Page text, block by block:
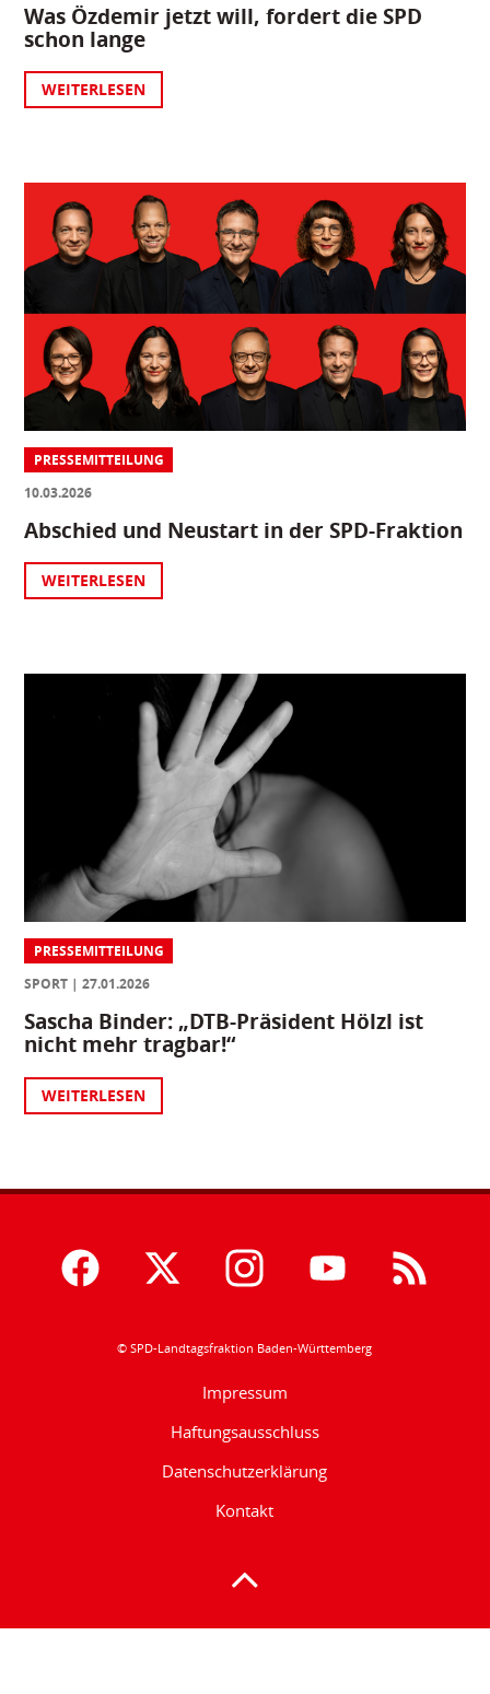
Was Özdemir jetzt will, fordert die SPD
schon lange
WEITERLESEN
PRESSEMITTEILUNG
10.03.2026
Abschied und Neustart in der SPD-Fraktion
WEITERLESEN
PRESSEMITTEILUNG
SPORT
27.01.2026
Sascha Binder: „DTB-Präsident Hölzl ist
nicht mehr tragbar!“
WEITERLESEN
© SPD-Landtagsfraktion Baden-Württemberg
Impressum
Haftungsausschluss
Datenschutzerklärung
Kontakt